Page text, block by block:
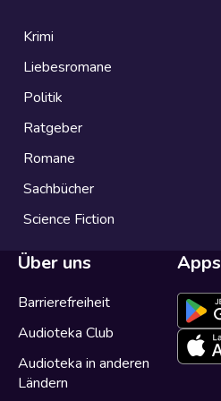
Krimi
Liebesromane
Politik
Ratgeber
Romane
Sachbücher
Science Fiction
Über uns
Barrierefreiheit
Audioteka Club
Audioteka in anderen
Ländern
Apps